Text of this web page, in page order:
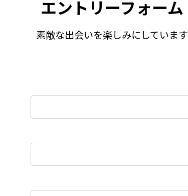
エントリーフォーム
素敵な出会いを楽しみにしています